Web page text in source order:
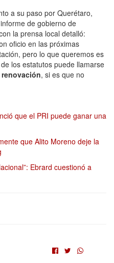
a su paso por Querétaro,
de gobierno de
la prensa local detalló:
oficio en las próximas
pero lo que queremos es
los estatutos puede llamarse
, si es que no
que el PRI puede ganar una
que Alito Moreno deje la
Ebrard cuestionó a